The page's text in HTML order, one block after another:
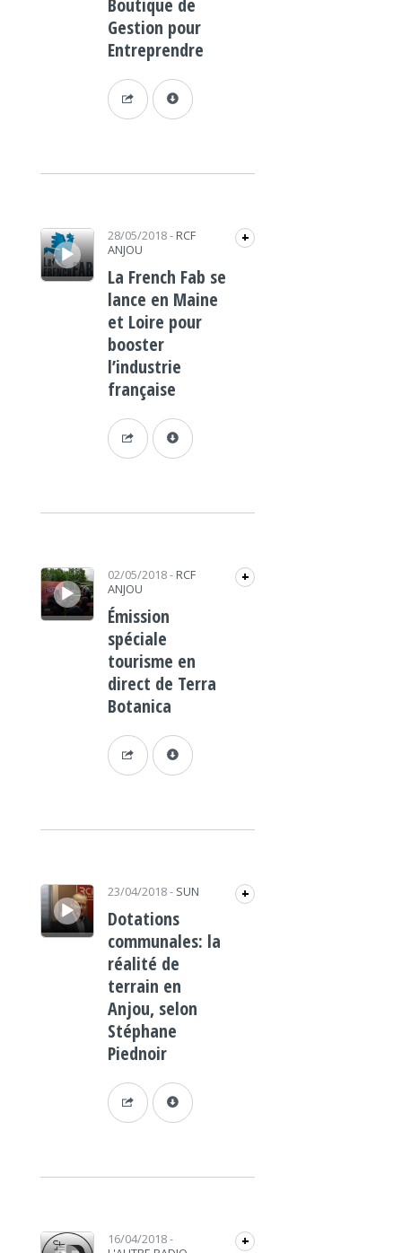
Boutique de
Gestion pour
Entreprendre
Lecteur audio 28/05/2018- RCF
ANJOU
+
La French Fab se
lance en Maine
et Loire pour
booster
l’industrie
française
Lecteur audio 02/05/2018- RCF
ANJOU
+
Émission
spéciale
tourisme en
direct de Terra
Botanica
Lecteur audio 23/04/2018- SUN +
Dotations
communales: la
réalité de
terrain en
Anjou, selon
Stéphane
Piednoir
Lecteur audio 16/04/2018-
+